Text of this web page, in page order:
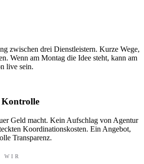
zwischen drei Dienstleistern. Kurze Wege,
Wenn am Montag die Idee steht, kann am
live sein.
Kontrolle
Geld macht. Kein Aufschlag von Agentur
Koordinationskosten. Ein Angebot,
Transparenz.
WIR